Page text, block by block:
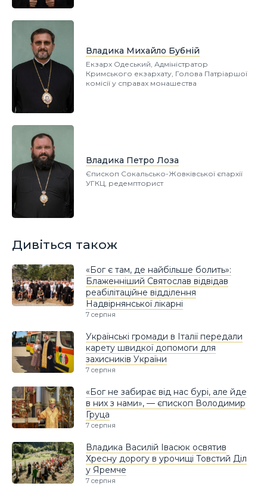
Владика Михайло Бубній
Екзарх Одеський, Адміністратор
Кримського екзархату, Голова Патріаршої
комісії у справах монашества
Владика Петро Лоза
Єпископ Сокальсько-Жовківської єпархії
УГКЦ, редемпторист
Дивіться також
«Бог є там, де найбільше болить»:
Блаженніший Святослав відвідав
реабілітаційне відділення
Надвірнянської лікарні
7 серпня
Українські громади в Італії передали
карету швидкої допомоги для
захисників України
7 серпня
«Бог не забирає від нас бурі, але йде
в них з нами», — єпископ Володимир
Груца
7 серпня
Владика Василій Івасюк освятив
Хресну дорогу в урочищі Товстий Діл
у Яремче
7 серпня